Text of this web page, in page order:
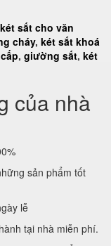
két sắt cho văn
cháy, két sắt khoá
, giường sắt, két
của nhà
sản phẩm tốt
lễ
tại nhà miễn phí.